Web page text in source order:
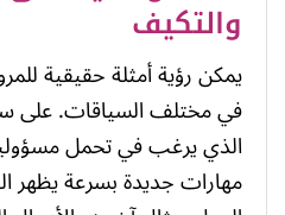
والتكيف
يمكن رؤية أمثلة حقيقية
في مختلف السياقات. على
الذي يرغب في تحمل
مهارات جديدة بسرعة يظهر